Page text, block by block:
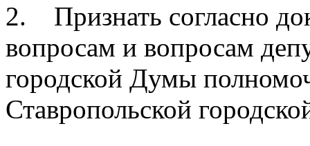
2. Признать согласно
вопросам и вопросам
городской Думы
Ставропольской